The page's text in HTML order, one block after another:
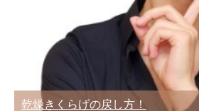
乾燥きくらげの戻し方！